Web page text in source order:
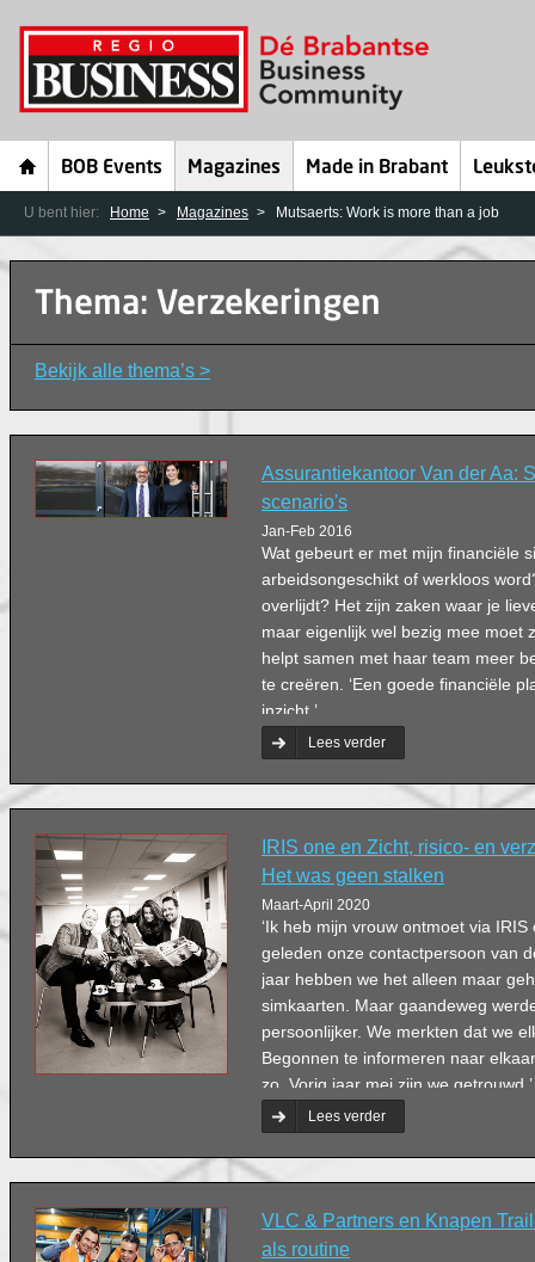
BOB Events Magazines Made in Brabant
U bent hier: Home Magazines Mutsaerts: Work is more than a job
Thema: Verzekeringen
Bekijk alle thema’s >
Assurantiekantoor Van der Aa:
scenario's
Jan-Feb 2016
Wat gebeurt er met mijn financiële
arbeidsongeschikt of werkloos
overlijdt? Het zijn zaken waar je
maar eigenlijk wel bezig mee moet
helpt samen met haar team meer
te creëren. ‘Een goede financiële
inzicht.’
Lees verder
IRIS one en Zicht, risico- en
Het was geen stalken
Maart-April 2020
‘Ik heb mijn vrouw ontmoet via
geleden onze contactpersoon van
jaar hebben we het alleen maar
simkaarten. Maar gaandeweg
persoonlijker. We merkten dat we
Begonnen te informeren naar
zo. Vorig jaar mei zijn we getrouwd.’
Lees verder
VLC & Partners en Knapen
als routine